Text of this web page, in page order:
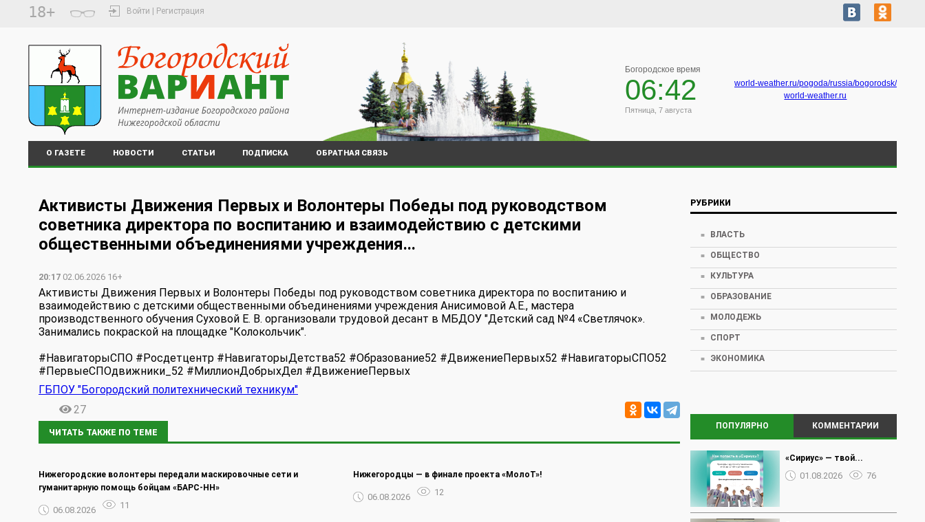
18+ Войти | Регистрация
Богородское время
06:42
Пятница, 7 августа
world-weather.ru/pogoda/russia/bogorodsk/
world-weather.ru
О ГАЗЕТЕ НОВОСТИ СТАТЬИ ПОДПИСКА ОБРАТНАЯ СВЯЗЬ
️Активисты Движения Первых и Волонтеры Победы под руководством
советника директора по воспитанию и взаимодействию с детскими
общественными объединениями учреждения...
20:17 02.06.2026 16+
️Активисты Движения Первых и Волонтеры Победы под руководством советника директора по воспитанию и
взаимодействию с детскими общественными объединениями учреждения Анисимовой А.Е., мастера
производственного обучения Суховой Е. В. организовали трудовой десант в МБДОУ "Детский сад №4 «Светлячок».
Занимались покраской на площадке "Колокольчик".
#НавигаторыСПО #Росдетцентр #НавигаторыДетства52 #Образование52 #ДвижениеПервых52 #НавигаторыСПО52
#ПервыеСПОдвижники_52 #МиллионДобрыхДел #ДвижениеПервых
ГБПОУ "Богородский политехнический техникум"
27
ЧИТАТЬ ТАКЖЕ ПО ТЕМЕ
Нижегородские волонтеры передали маскировочные сети и
гуманитарную помощь бойцам «БАРС-НН»
06.08.2026 11
Нижегородцы — в финале проекта «МолоТ»!
06.08.2026 12
РУБРИКИ
ВЛАСТЬ
ОБЩЕСТВО
КУЛЬТУРА
ОБРАЗОВАНИЕ
МОЛОДЕЖЬ
СПОРТ
ЭКОНОМИКА
ПОПУЛЯРНО КОММЕНТАРИИ
«Сириус» — твой...
01.08.2026 76